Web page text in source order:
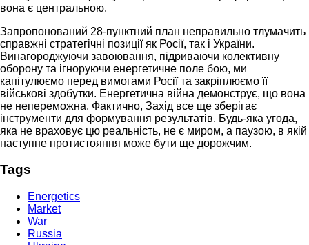
вона є центральною.
Запропонований 28-пунктний план неправильно тлумачить
справжні стратегічні позиції як Росії, так і України.
Винагороджуючи завоювання, підриваючи колективну
оборону та ігноруючи енергетичне поле бою, ми
капітулюємо перед вимогами Росії та закріплюємо її
військові здобутки. Енергетична війна демонструє, що вона
не непереможна. Фактично, Захід все ще зберігає
інструменти для формування результатів. Будь-яка угода,
яка не враховує цю реальність, не є миром, а паузою, в якій
наступне протистояння може бути ще дорожчим.
Tags
Energetics
Market
War
Russia